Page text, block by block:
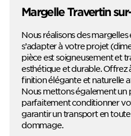
Margelle Travertin
Nous réalisons des
s’adapter à votre projet
pièce est soigneusement et
esthétique et durable. Offrez
finition élégante et naturelle
Nous mettons également un
parfaitement conditionner
garantir un transport en
dommage.